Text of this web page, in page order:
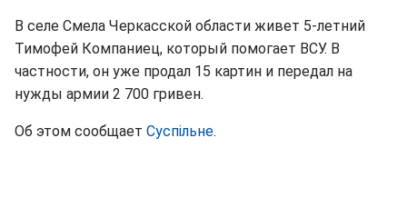
В селе Смела Черкасской области живет 5-летний
Тимофей Компаниец, который помогает ВСУ. В
частности, он уже продал 15 картин и передал на
нужды армии 2 700 гривен.
Об этом сообщает Суспільне.